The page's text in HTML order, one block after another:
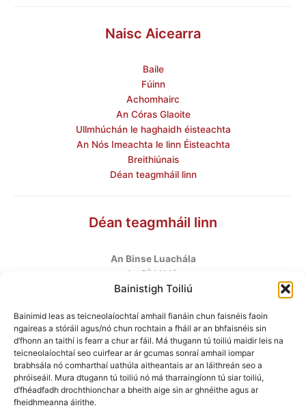
Bainistigh Toiliú
Bainimid leas as teicneolaíochtaí amhail fianáin chun faisnéis faoin
ngaireas a stóráil agus/nó chun rochtain a fháil ar an bhfaisnéis sin
d’fhonn an taithí is fearr a chur ar fáil. Má thugann tú toiliú maidir leis na
teicneolaíochtaí seo cuirfear ar ár gcumas sonraí amhail iompar
brabhsála nó comharthaí uathúla aitheantais ar an láithreán seo a
phróiseáil. Mura dtugann tú toiliú nó má tharraingíonn tú siar toiliú,
d’fhéadfadh drochthionchar a bheith aige sin ar ghnéithe agus ar
fheidhmeanna áirithe.
Naisc Aicearra
Baile
Fúinn
Achomhairc
An Córas Glaoite
Ullmhúchán le haghaidh éisteachta
An Nós Imeachta le linn Éisteachta
Breithiúnais
Déan teagmháil linn
Déan teagmháil linn
An Binse Luachála
An 6úhUrlár
Halla Mhargadh na Feirme
Baile Átha Cliath 7
D07 AEF4
Teileafón: +353 1 6760130
Ríomhphost:info@valuationtribunal.ie